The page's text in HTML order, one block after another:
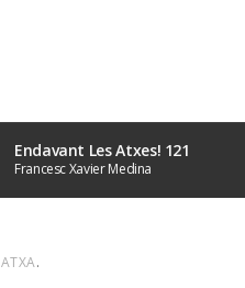
Endavant Les Atxes! 121
Francesc Xavier Medina
ATXA.